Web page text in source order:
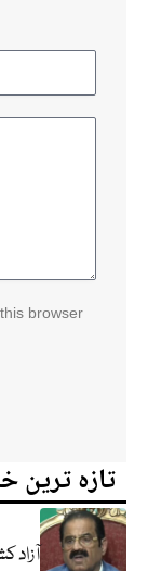
browser
تازہ ترین
آزاد